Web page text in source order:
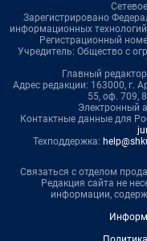
Зарегистрировано
информационных
Регистрационный
Учредитель: Общество с
Главный
Адрес редакции: 163000, г.
55, оф. 709,
Электронный
Контактные данные для
Техподдержка:
Связаться с отделом
Редакция сайта не
информации,